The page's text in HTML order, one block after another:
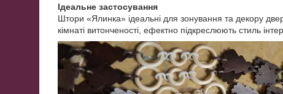
Ідеальне застосування
Штори «Ялинка» ідеальні для зонування та декору
кімнаті витонченості, ефектно підкреслюють стиль